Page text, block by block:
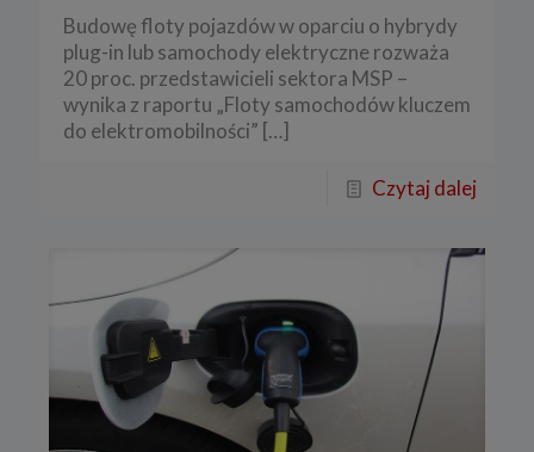
Budowę floty pojazdów w oparciu o hybrydy
plug-in lub samochody elektryczne rozważa
20 proc. przedstawicieli sektora MSP –
wynika z raportu „Floty samochodów kluczem
do elektromobilności” […]
Czytaj dalej